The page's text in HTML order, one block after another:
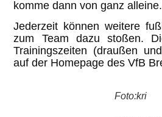
komme dann von ganz alleine.
Jederzeit können weitere
zum Team dazu stoßen.
Trainingszeiten (draußen
auf der Homepage des VfB
Foto:kri